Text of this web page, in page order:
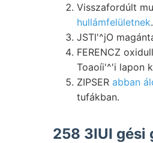
Visszafordúlt
hullámfelületnek.
ZIPSER abban
tufákban.
258 3IUI gési